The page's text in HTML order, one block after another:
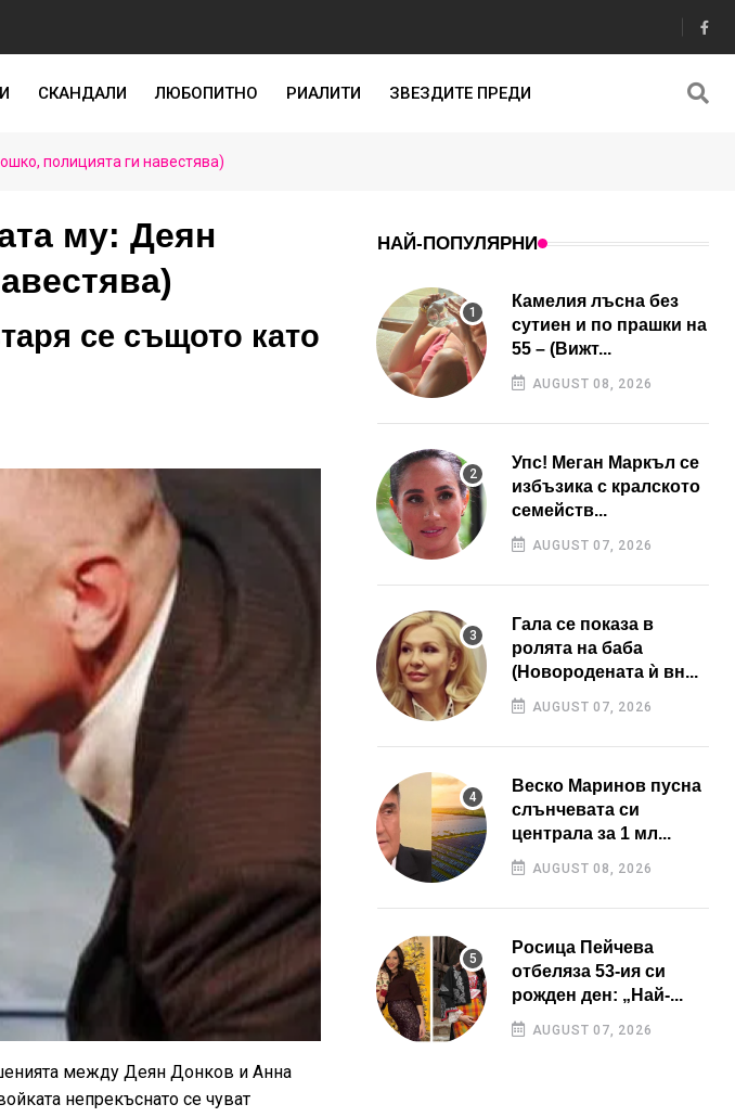
СКАНДАЛИ ЛЮБОПИТНО РИАЛИТИ ЗВЕЗДИТЕ ПРЕДИ
полицията ги навестява)
му: Деян
се същото като
между Деян Донков и Анна
непрекъснато се чуват
НАЙ-ПОПУЛЯРНИ
Камелия лъсна без
сутиен и по прашки на
55 – (Вижт...
AUGUST 08, 2026
Упс! Меган Маркъл се
избъзика с кралското
семейств...
AUGUST 07, 2026
Гала се показа в
ролята на баба
(Новородената ѝ вн...
AUGUST 07, 2026
Веско Маринов пусна
слънчевата си
централа за 1 мл...
AUGUST 08, 2026
Росица Пейчева
отбеляза 53-ия си
рожден ден: „Най-...
AUGUST 07, 2026